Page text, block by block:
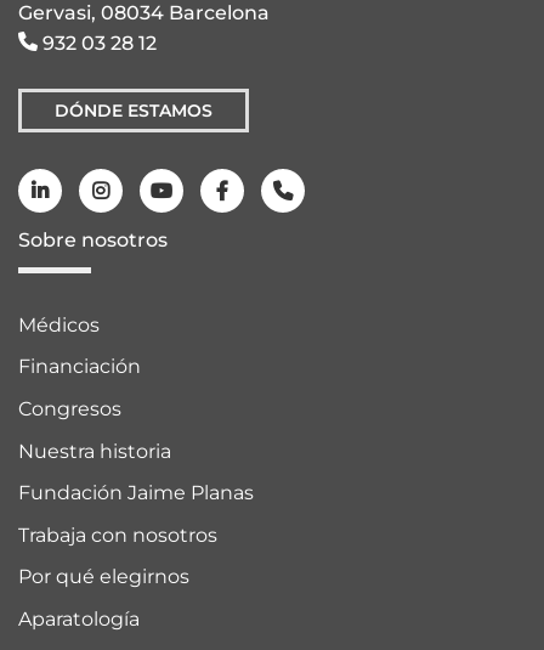
Gervasi, 08034 Barcelona
932 03 28 12
DÓNDE ESTAMOS
Sobre nosotros
Médicos
Financiación
Congresos
Nuestra historia
Fundación Jaime Planas
Trabaja con nosotros
Por qué elegirnos
Aparatología